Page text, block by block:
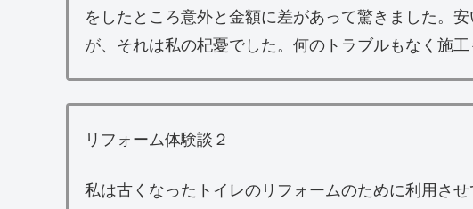
をしたところ意外と金額に差があって驚きました。
が、それは私の杞憂でした。何のトラブルもなく施工
リフォーム体験談２
私は古くなったトイレのリフォームのために利用さ